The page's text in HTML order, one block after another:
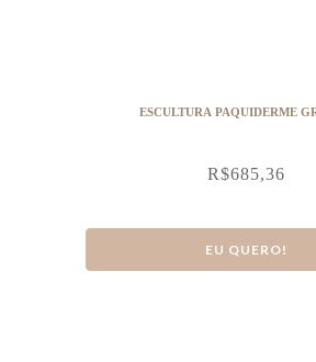
ESCULTURA PAQUIDERME
R$685,36
EU QUERO!